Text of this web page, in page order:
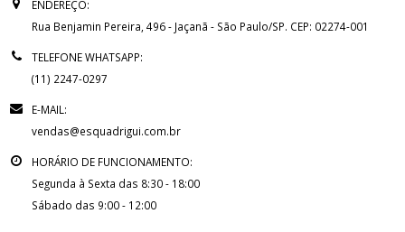
ENDEREÇO:
Rua Benjamin Pereira, 496 - Jaçanã - São Paulo/SP. CEP: 02274-001
TELEFONE WHATSAPP:
(11) 2247-0297
E-MAIL:
vendas@esquadrigui.com.br
HORÁRIO DE FUNCIONAMENTO:
Segunda à Sexta das 8:30 - 18:00
Sábado das 9:00 - 12:00